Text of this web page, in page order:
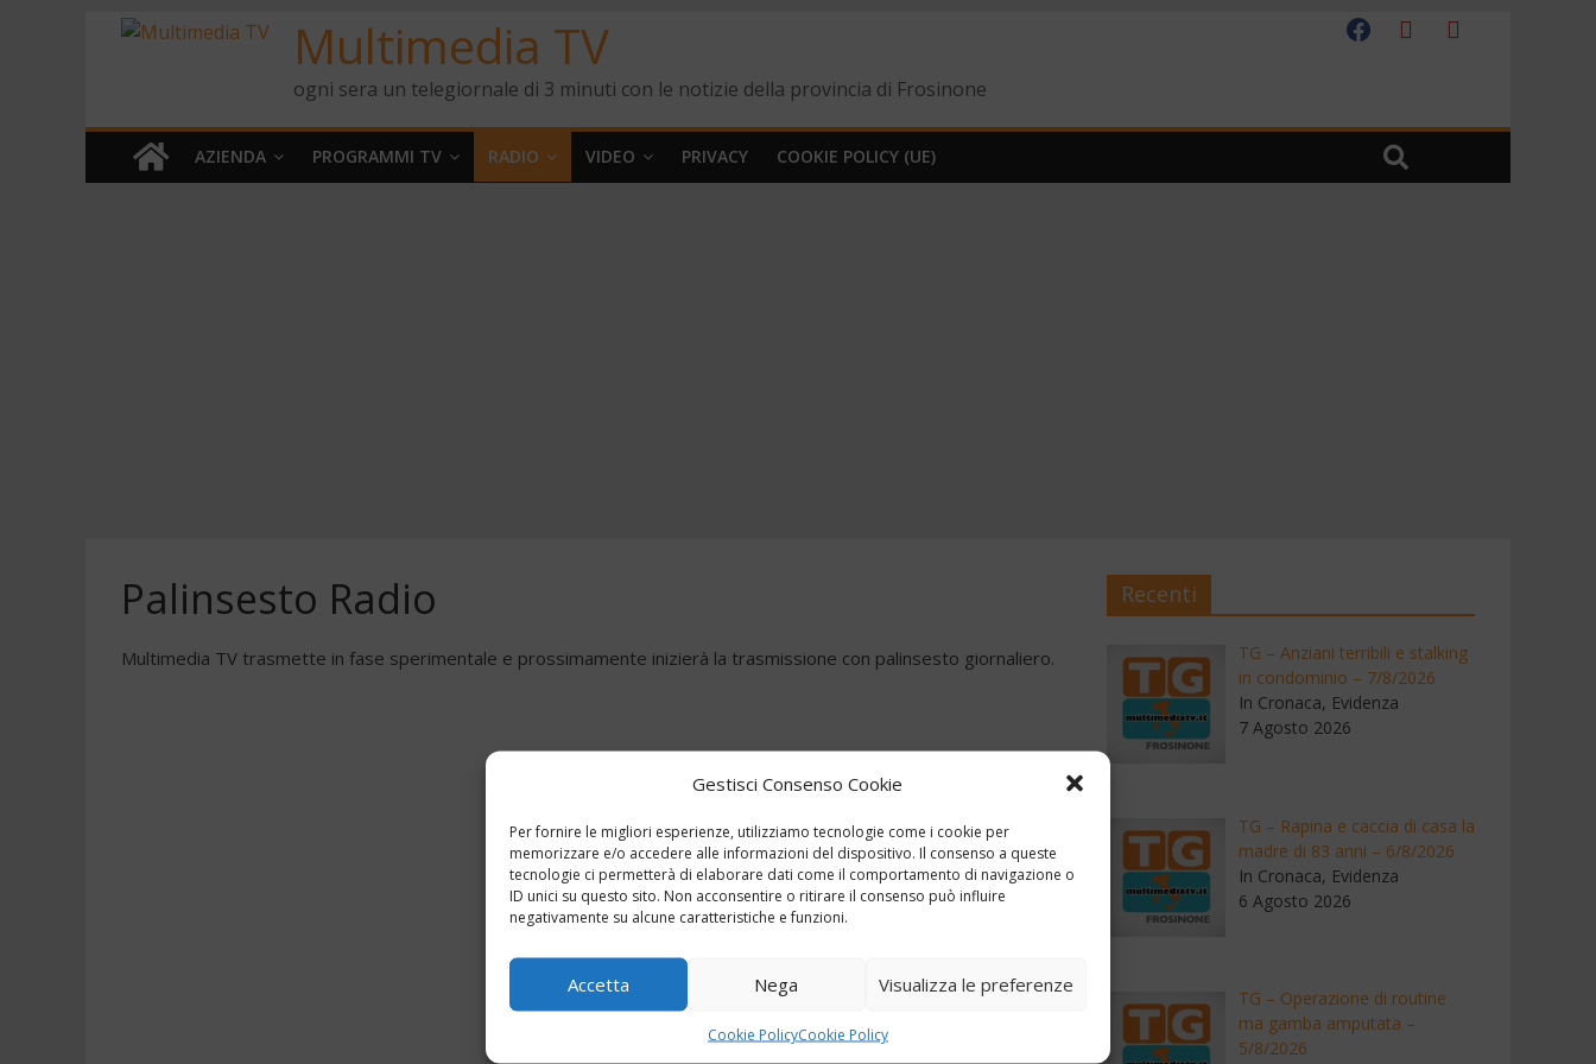
Gestisci Consenso Cookie
Per fornire le migliori esperienze, utilizziamo tecnologie come i cookie per
memorizzare e/o accedere alle informazioni del dispositivo. Il consenso a queste
tecnologie ci permetterà di elaborare dati come il comportamento di navigazione o
ID unici su questo sito. Non acconsentire o ritirare il consenso può influire
negativamente su alcune caratteristiche e funzioni.
Accetta Nega Visualizza le preferenze
Cookie PolicyCookie Policy
Multimedia TV
ogni sera un telegiornale di 3 minuti con le notizie della provincia di Frosinone
AZIENDA PROGRAMMI TV RADIO VIDEO PRIVACY COOKIE POLICY (UE)
Palinsesto Radio
Multimedia TV trasmette in fase sperimentale e prossimamente inizierà la trasmissione con palinsesto giornaliero.
Recenti
TG – Anziani terribili e stalking
in condominio – 7/8/2026
In Cronaca, Evidenza
7 Agosto 2026
TG – Rapina e caccia di casa la
madre di 83 anni – 6/8/2026
In Cronaca, Evidenza
6 Agosto 2026
TG – Operazione di routine
ma gamba amputata –
5/8/2026